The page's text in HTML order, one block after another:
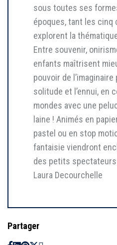
sous toutes ses
époques, tant les cinq
explorent la
Entre souvenir,
enfants maîtrisent
pouvoir de
solitude et l’ennui, en
mondes avec une
laine ! Animés en
pastel ou en stop
fantaisie viendront
des petits spectateurs
Laura Decourchelle
Partager